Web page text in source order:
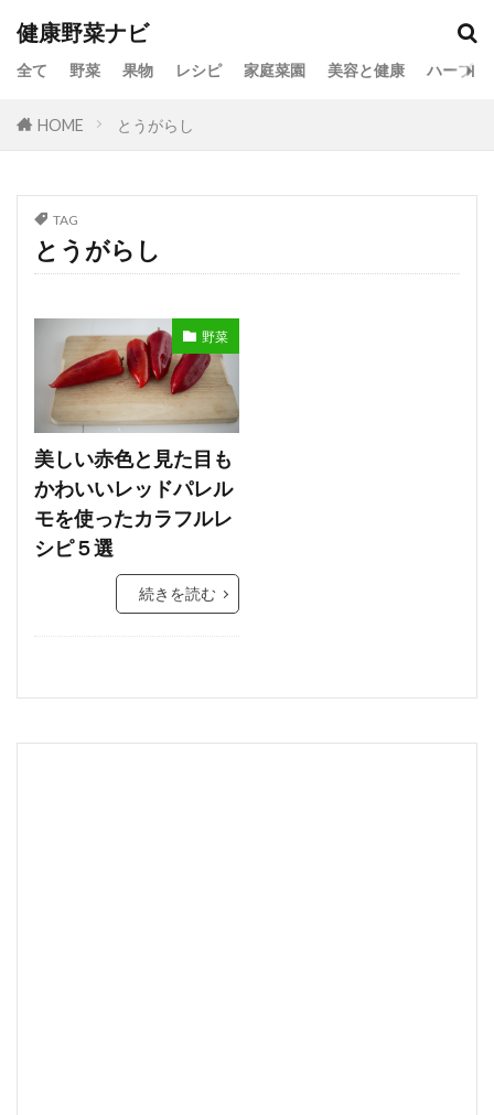
健康野菜ナビ
全て 野菜 果物 レシピ 家庭菜園 美容と健康 ハーブ
HOME とうがらし
TAG
とうがらし
野菜
美しい赤色と見た目も
かわいいレッドパレル
モを使ったカラフルレ
シピ５選
続きを読む